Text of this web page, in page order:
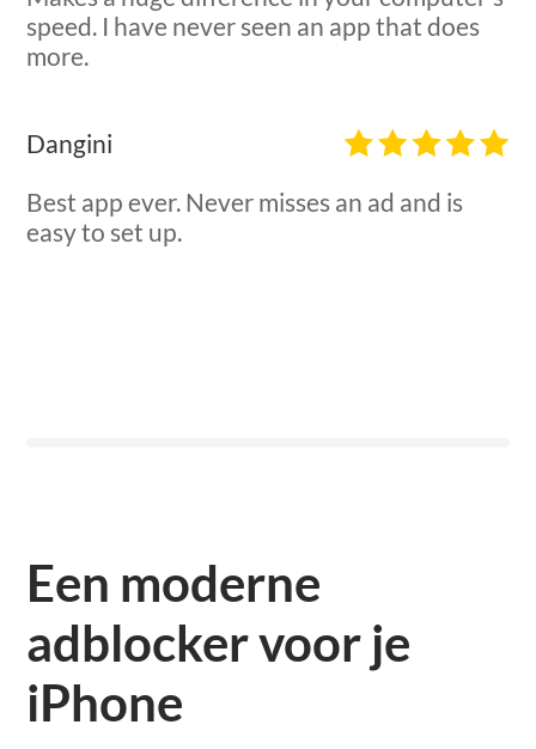
speed. I have never seen an app that does
more.
Dangini
Best app ever. Never misses an ad and is
easy to set up.
Een moderne
adblocker voor je
iPhone